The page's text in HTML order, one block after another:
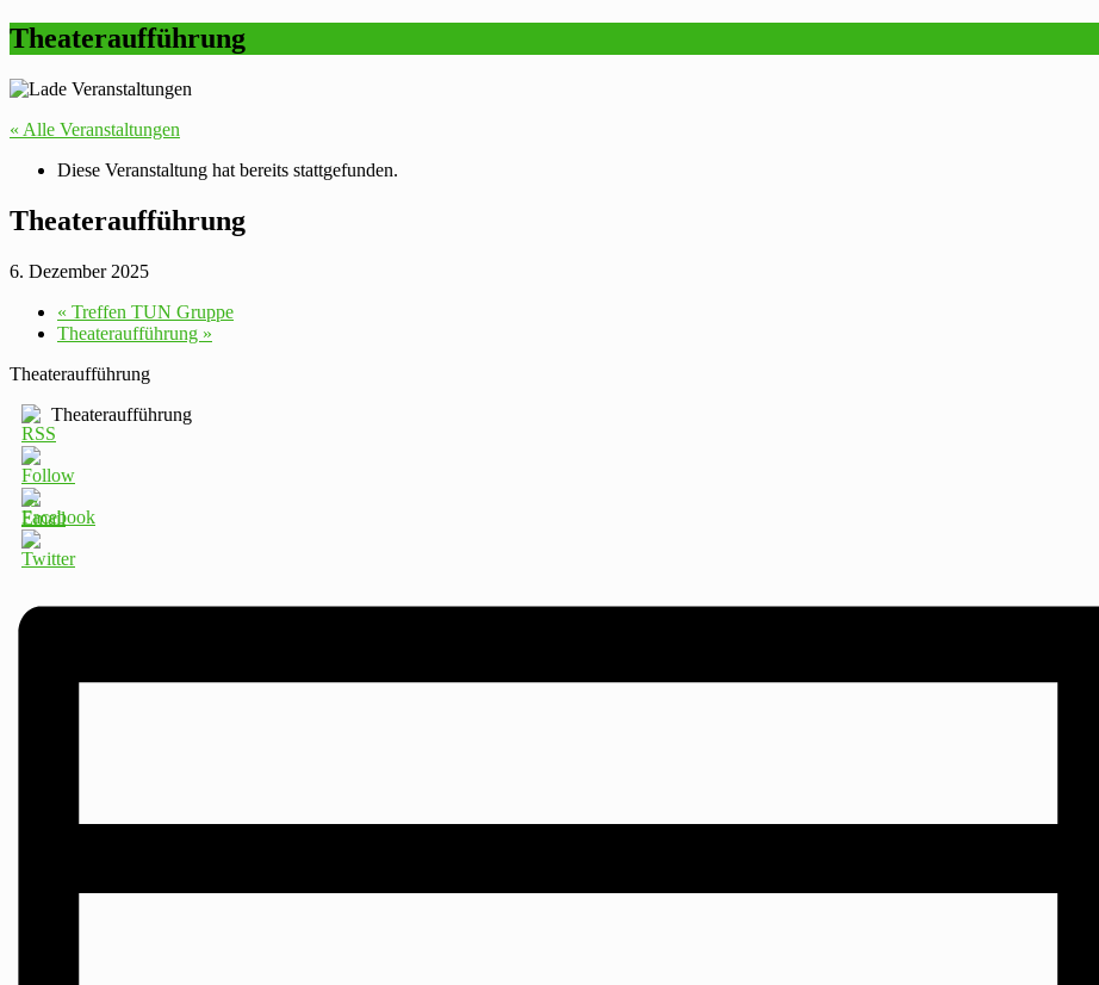
Theateraufführung
« Alle Veranstaltungen
Diese Veranstaltung hat bereits stattgefunden.
Theateraufführung
6. Dezember 2025
« Treffen TUN Gruppe
Theateraufführung »
Theateraufführung
Theateraufführung